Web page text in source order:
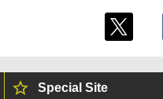
Special Site